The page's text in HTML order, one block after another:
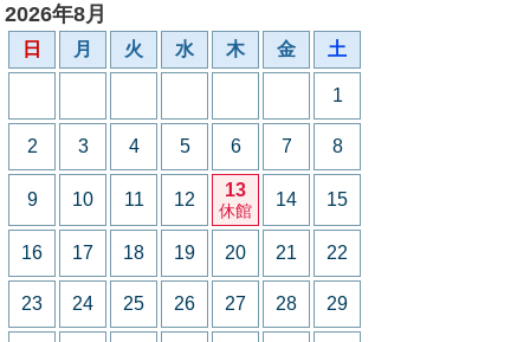
2026年8月
日 月 火 水 木 金 土
1
2 3 4 5 6 7 8
9 10 11 12 13
休館
14 15
16 17 18 19 20 21 22
23 24 25 26 27 28 29